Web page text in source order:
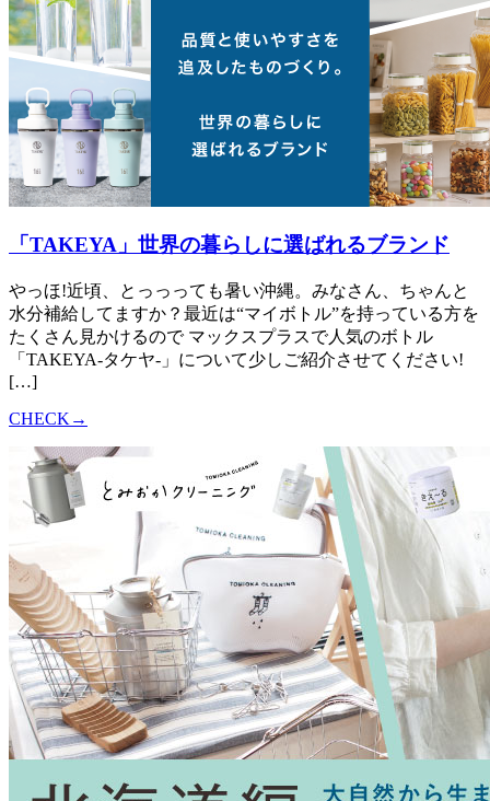
「TAKEYA」世界の暮らしに選ばれるブランド
やっほ!近頃、とっっっても暑い沖縄。みなさん、ちゃんと
水分補給してますか？最近は“マイボトル”を持っている方を
たくさん見かけるので マックスプラスで人気のボトル
「TAKEYA-タケヤ-」について少しご紹介させてください!
[…]
CHECK→